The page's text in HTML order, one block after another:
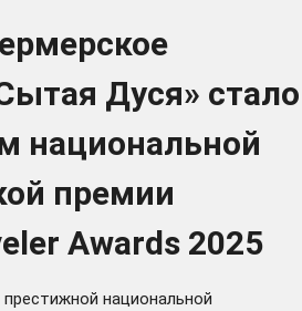
Дуся» стало
национальной
премии
Awards 2025
национальной